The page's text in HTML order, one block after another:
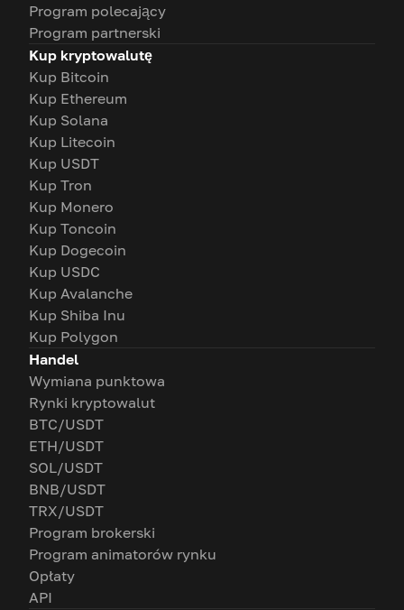
Program polecający
Program partnerski
Kup kryptowalutę
Kup Bitcoin
Kup Ethereum
Kup Solana
Kup Litecoin
Kup USDT
Kup Tron
Kup Monero
Kup Toncoin
Kup Dogecoin
Kup USDC
Kup Avalanche
Kup Shiba Inu
Kup Polygon
Handel
Wymiana punktowa
Rynki kryptowalut
BTC/USDT
ETH/USDT
SOL/USDT
BNB/USDT
TRX/USDT
Program brokerski
Program animatorów rynku
Opłaty
API